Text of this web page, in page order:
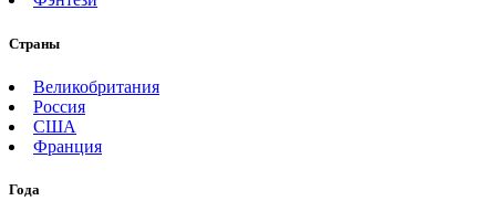
Страны
Великобритания
Россия
США
Франция
Года